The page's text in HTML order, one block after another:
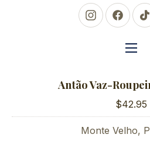
New Window
New
Antão Vaz-
$42.95
Monte Velho,